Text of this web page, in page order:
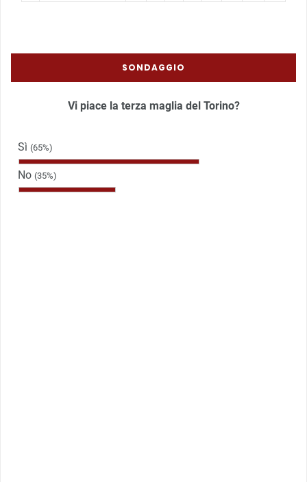
SONDAGGIO
Vi piace la terza maglia del Torino?
Sì (65%)
No (35%)